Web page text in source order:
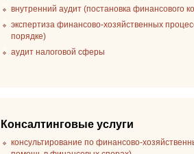
внутренний аудит (постановка финансового
экспертиза финансово-хозяйственных
порядке)
аудит налоговой сферы
Консалтинговые услуги
консультирование по финансово-